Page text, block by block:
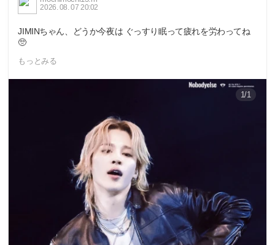
2026. 08. 07 20:02
JIMINちゃん、どうか今夜は ぐっすり眠って疲れを労わってね
🥺
もっとみる
1/1